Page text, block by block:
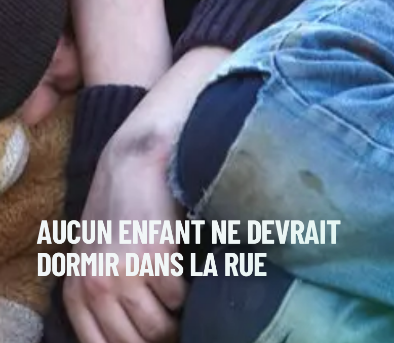
AUCUN ENFANT NE DEVRAIT
DORMIR DANS LA RUE
L’hiver rend visible une réalité que beaucoup préfèrent ignorer. À Bruxelles, des familles
entières, parfois avec des nourrissons, se retrouvent sans logement stable, exposées au
froid, à l’insécurité et à l’incertitude quotidienne.